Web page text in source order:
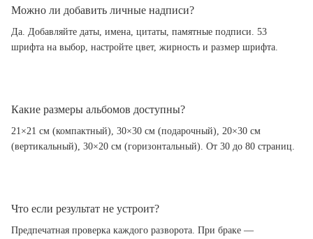
Можно ли добавить личные надписи?
Да. Добавляйте даты, имена, цитаты, памятные подписи. 53
шрифта на выбор, настройте цвет, жирность и размер шрифта.
Какие размеры альбомов доступны?
21×21 см (компактный), 30×30 см (подарочный), 20×30 см
(вертикальный), 30×20 см (горизонтальный). От 30 до 80 страниц.
Что если результат не устроит?
Предпечатная проверка каждого разворота. При браке —